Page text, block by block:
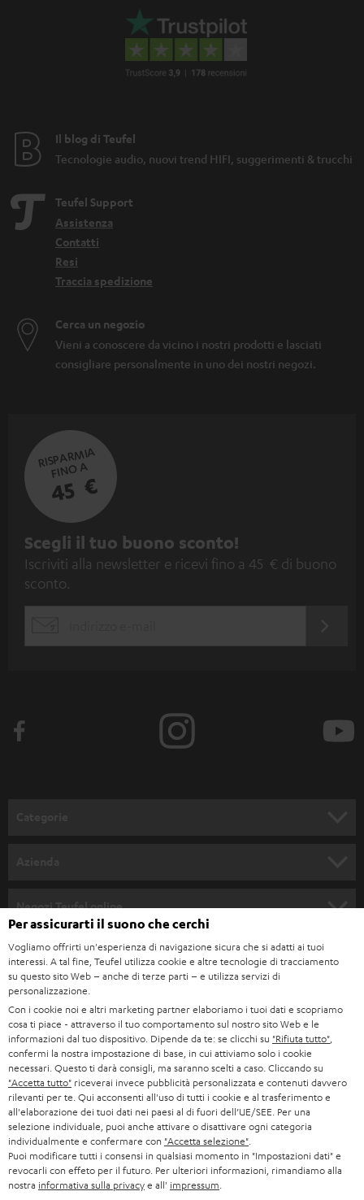
Il blog di Teufel
Tecnologie audio, nuovi trend HIFI, suggerimenti & trucchi
Teufel Support
Assistenza
Contatti
Resi
Traccia spedizione
Cerca un negozio
Vieni a conoscere da vicino i nostri prodotti e lasciati
consigliare personalmente in uno dei nostri negozi.
RISPARMIA
FINO A
45 €
I
s
c
n
e
w
s
l
e
t
t
e
r
Scegli il tuo buono sconto!
Iscriviti alla newsletter e ricevi fino a 45 € di buono
sconto.
STEREO
SMART HOME
BLUETOOTH
CUFFIE
CUFFIE BLUETOOTH
SET STEREO
ALTOPARLANTE
ULTIMA
B2B
BLOG
NEWSLETTER
NEGOZI
VANTAGGI TEUFEL
LA NOSTRA STORIA
Negozi Teufel online
GERMANIA
AUSTRIA
SVIZZERA
PAESI BASSI
BELGIO
FRANCIA
Per assicurarti il suono che cerchi
Vogliamo offrirti un'esperienza di navigazione sicura che si adatti ai tuoi
interessi. A tal fine, Teufel utilizza cookie e altre tecnologie di tracciamento
su questo sito Web – anche di terze parti – e utilizza servizi di
personalizzazione.
Con i cookie noi e altri marketing partner elaboriamo i tuoi dati e scopriamo
cosa ti piace - attraverso il tuo comportamento sul nostro sito Web e le
informazioni dal tuo dispositivo. Dipende da te: se clicchi su "Rifiuta tutto"
confermi la nostra impostazione di base, in cui attiviamo solo i cookie
necessari. Questo ti darà consigli, ma saranno scelti a caso. Cliccando su
"Accetta tutto" riceverai invece pubblicità personalizzata e contenuti davvero
rilevanti per te. Qui acconsenti all'uso di tutti i cookie e al trasferimento e
all'elaborazione dei tuoi dati nei paesi al di fuori dell’UE/SEE. Per una
selezione individuale, puoi anche attivare o disattivare ogni categoria
individualmente e confermare con "Accetta selezione"
Puoi modificare tutti i consensi in qualsiasi momento in "Impostazioni dati" e
revocarli con effeto per il futuro. Per ulteriori informazioni, rimandiamo alla
nostra informativa sulla privacye all' impressum